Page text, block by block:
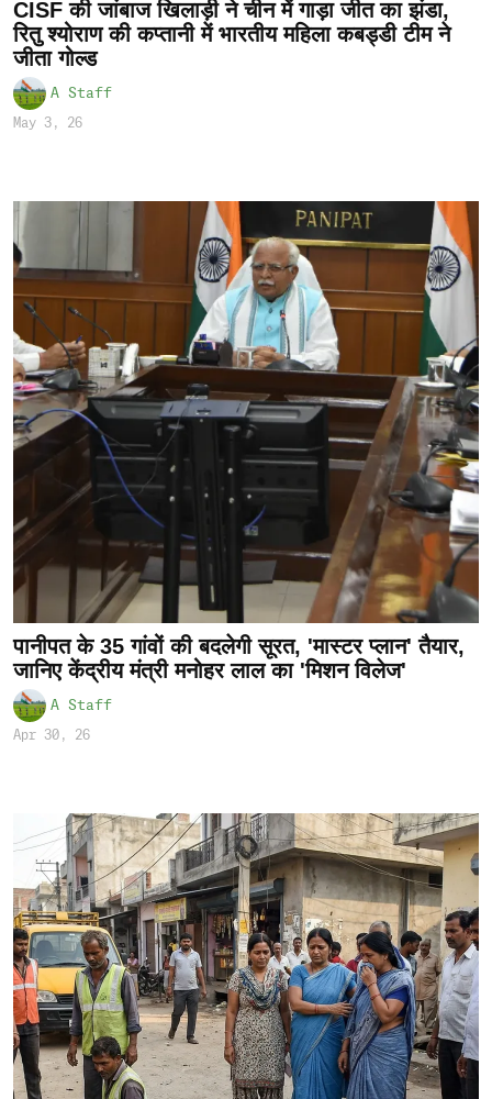
CISF की जांबाज खिलाड़ी ने चीन में गाड़ा जीत का झंडा,
रितु श्योराण की कप्तानी में भारतीय महिला कबड्डी टीम ने
जीता गोल्ड
A Staff
May 3, 26
पानीपत के 35 गांवों की बदलेगी सूरत, 'मास्टर प्लान' तैयार,
जानिए केंद्रीय मंत्री मनोहर लाल का 'मिशन विलेज'
A Staff
Apr 30, 26